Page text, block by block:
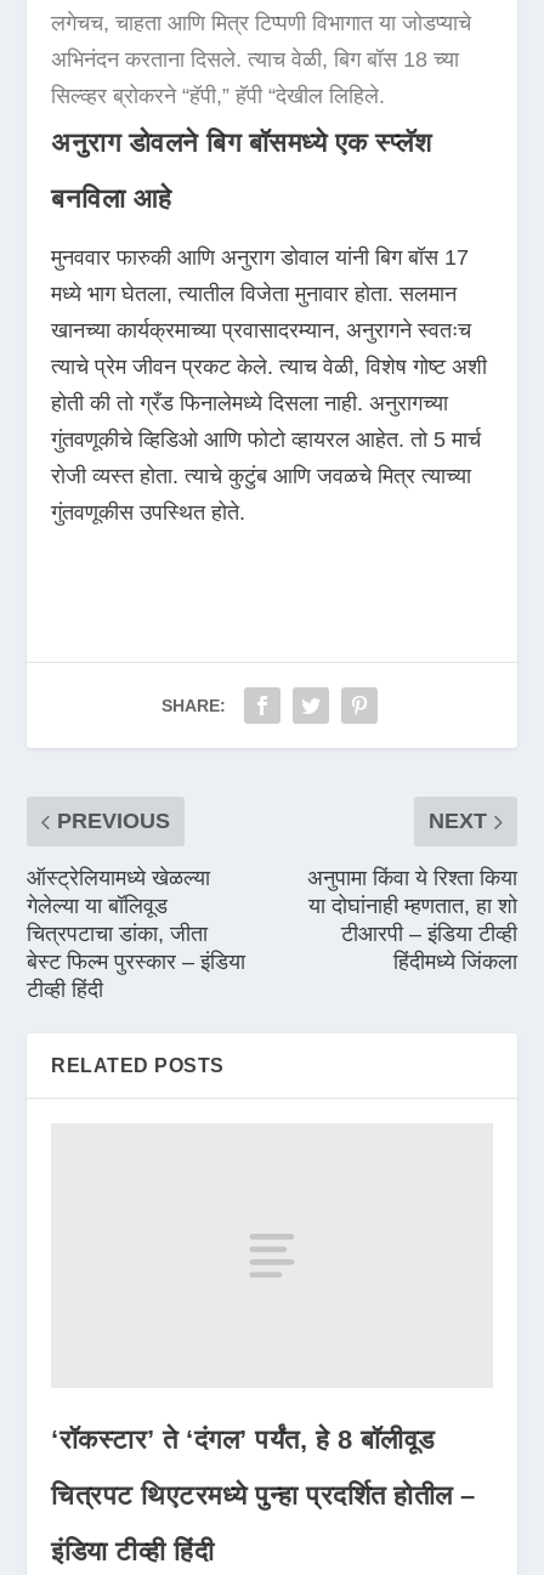
लगेचच, चाहता आणि मित्र टिप्पणी विभागात या जोडप्याचे
अभिनंदन करताना दिसले. त्याच वेळी, बिग बॉस 18 च्या
सिल्व्हर ब्रोकरने “हॅपी,” हॅपी “देखील लिहिले.
अनुराग डोवलने बिग बॉसमध्ये एक स्प्लॅश
बनविला आहे
मुनववार फारुकी आणि अनुराग डोवाल यांनी बिग बॉस 17
मध्ये भाग घेतला, त्यातील विजेता मुनावार होता. सलमान
खानच्या कार्यक्रमाच्या प्रवासादरम्यान, अनुरागने स्वतःच
त्याचे प्रेम जीवन प्रकट केले. त्याच वेळी, विशेष गोष्ट अशी
होती की तो ग्रँड फिनालेमध्ये दिसला नाही. अनुरागच्या
गुंतवणूकीचे व्हिडिओ आणि फोटो व्हायरल आहेत. तो 5 मार्च
रोजी व्यस्त होता. त्याचे कुटुंब आणि जवळचे मित्र त्याच्या
गुंतवणूकीस उपस्थित होते.
SHARE:
PREVIOUS
ऑस्ट्रेलियामध्ये खेळल्या
गेलेल्या या बॉलिवूड
चित्रपटाचा डांका, जीता
बेस्ट फिल्म पुरस्कार – इंडिया
टीव्ही हिंदी
NEXT
अनुपामा किंवा ये रिश्ता किया
या दोघांनाही म्हणतात, हा शो
टीआरपी – इंडिया टीव्ही
हिंदीमध्ये जिंकला
RELATED POSTS
‘रॉकस्टार’ ते ‘दंगल’ पर्यंत, हे 8 बॉलीवूड
चित्रपट थिएटरमध्ये पुन्हा प्रदर्शित होतील –
इंडिया टीव्ही हिंदी